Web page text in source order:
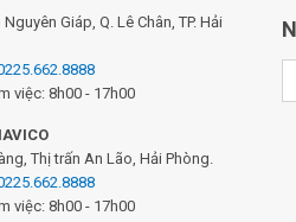
Giáp, Q. Lê Chân, TP. Hải
việc: 8h00 - 17h00
Thị trấn An Lão, Hải Phòng.
việc: 8h00 - 17h00